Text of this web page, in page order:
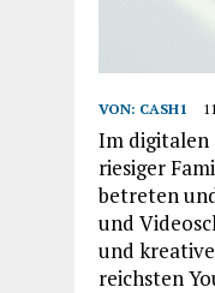
VON: CASH1
Im digitalen
riesiger
betreten
und
und
reichsten